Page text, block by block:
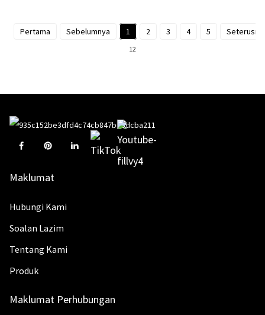
Pertama Sebelumnya 1 2 3 4 5
12
Maklumat
Hubungi Kami
Soalan Lazim
Tentang Kami
Produk
Maklumat Perhubungan